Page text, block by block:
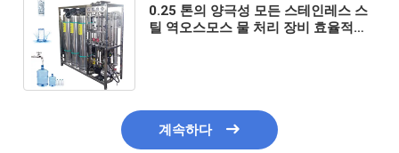
0.25 톤의 양극성 모든 스테인레스 스
틸 역오스모스 물 처리 장비 효율적인
계속하다